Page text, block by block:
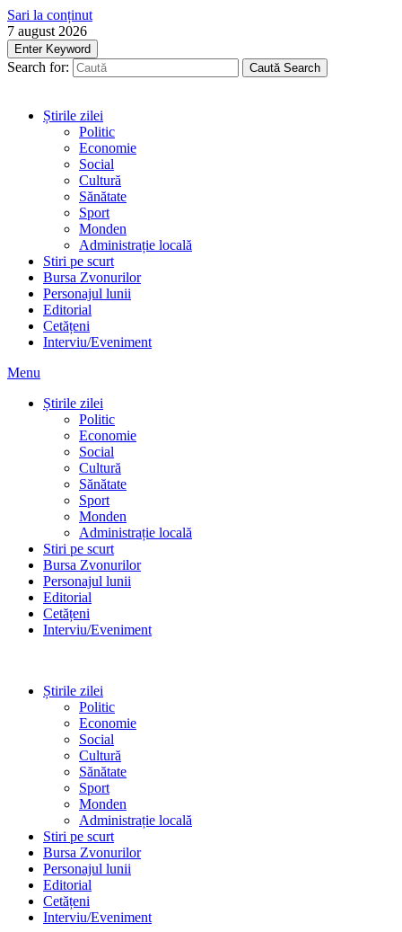
Sari la conținut
7 august 2026
Enter Keyword
Search for: Caută Search
Știrile zilei
Politic
Economie
Social
Cultură
Sănătate
Sport
Monden
Administrație locală
Stiri pe scurt
Bursa Zvonurilor
Personajul lunii
Editorial
Cetățeni
Interviu/Eveniment
Menu
Știrile zilei
Politic
Economie
Social
Cultură
Sănătate
Sport
Monden
Administrație locală
Stiri pe scurt
Bursa Zvonurilor
Personajul lunii
Editorial
Cetățeni
Interviu/Eveniment
Știrile zilei
Politic
Economie
Social
Cultură
Sănătate
Sport
Monden
Administrație locală
Stiri pe scurt
Bursa Zvonurilor
Personajul lunii
Editorial
Cetățeni
Interviu/Eveniment